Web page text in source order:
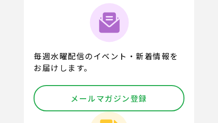
毎週水曜配信のイベント・新着情報を
お届けします。
メールマガジン登録